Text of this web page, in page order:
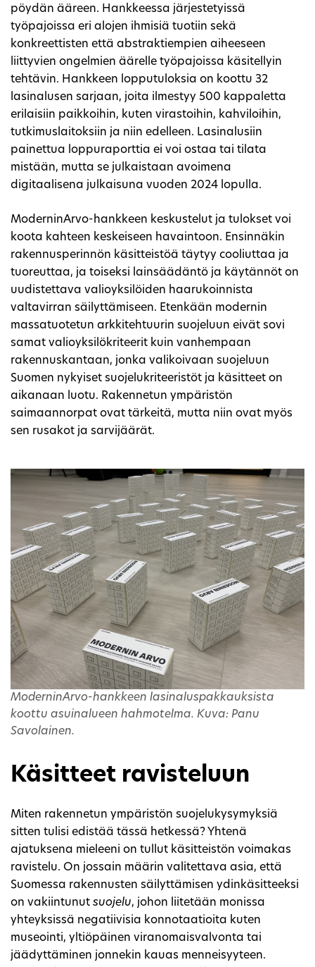
pöydän ääreen. Hankkeessa järjestetyissä
työpajoissa eri alojen ihmisiä tuotiin sekä
konkreettisten että abstraktiempien aiheeseen
liittyvien ongelmien äärelle työpajoissa käsitellyin
tehtävin. Hankkeen lopputuloksia on koottu 32
lasinalusen sarjaan, joita ilmestyy 500 kappaletta
erilaisiin paikkoihin, kuten virastoihin, kahviloihin,
tutkimuslaitoksiin ja niin edelleen. Lasinalusiin
painettua loppuraporttia ei voi ostaa tai tilata
mistään, mutta se julkaistaan avoimena
digitaalisena julkaisuna vuoden 2024 lopulla.
ModerninArvo-hankkeen keskustelut ja tulokset voi
koota kahteen keskeiseen havaintoon. Ensinnäkin
rakennusperinnön käsitteistöä täytyy cooliuttaa ja
tuoreuttaa, ja toiseksi lainsäädäntö ja käytännöt on
uudistettava valioyksilöiden haarukoinnista
valtavirran säilyttämiseen. Etenkään modernin
massatuotetun arkkitehtuurin suojeluun eivät sovi
samat valioyksilökriteerit kuin vanhempaan
rakennuskantaan, jonka valikoivaan suojeluun
Suomen nykyiset suojelukriteeristöt ja käsitteet on
aikanaan luotu. Rakennetun ympäristön
saimaannorpat ovat tärkeitä, mutta niin ovat myös
sen rusakot ja sarvijäärät.
ModerninArvo-hankkeen lasinaluspakkauksista
koottu asuinalueen hahmotelma. Kuva: Panu
Savolainen.
Käsitteet ravisteluun
Miten rakennetun ympäristön suojelukysymyksiä
sitten tulisi edistää tässä hetkessä? Yhtenä
ajatuksena mieleeni on tullut käsitteistön voimakas
ravistelu. On jossain määrin valitettava asia, että
Suomessa rakennusten säilyttämisen ydinkäsitteeksi
on vakiintunut suojelu, johon liitetään monissa
yhteyksissä negatiivisia konnotaatioita kuten
museointi, yltiöpäinen viranomaisvalvonta tai
jäädyttäminen jonnekin kauas menneisyyteen.